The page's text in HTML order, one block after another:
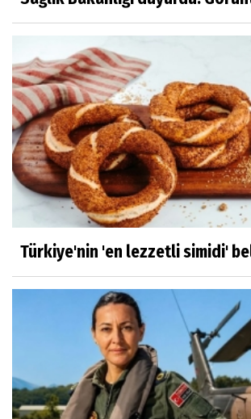
Türkiye'nin 'en lezzetli simidi'